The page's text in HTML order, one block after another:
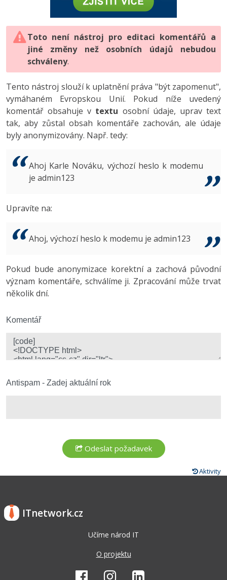
HTML5, CSS3, Bootstrap, SEO
SQL a databáze
Testování a verzování
UML a návrhové vzory
React
Spring
ASP.NET MVC
Best practices
PHP
JavaScript
Python
HTML / CSS
UML a návrhové vzory
MySQL/MariaDB
MS-SQL
Vývojář mobilních aplikací
C# Game developer
Tester
Systémový administrátor
3D grafik
Copywriter
WordPress specialista
-80%
JavaScript -80%
PHP -80%
Swift -80%
Kotlin -80%
VB.NET
Algoritmy -41%
Umělá inteligence (AI) -10%
Digitální gramotnost
Marketing
WordPress
SEO
UX
Business
Copywriting
Windows
Photoshop -80%
Adobe Illustrator -80%
Adobe Lightroom
Adobe XD
Adobe InDesign -25%
Adobe After Effects
Inkscape
Fórum
Toto není nástroj pro editaci komentářů a
jiné změny než osobních údajů nebudou
schváleny.
Tento nástroj slouží k uplatnění práva "být zapomenut",
vymáhaném Evropskou Unií. Pokud níže uvedený
komentář obsahuje v textu osobní údaje, uprav text
tak, aby zůstal obsah komentáře zachován, ale údaje
byly anonymizovány. Např. tedy:
Ahoj Karle Nováku, výchozí heslo k modemu
je admin123
Upravíte na:
Ahoj, výchozí heslo k modemu je admin123
Pokud bude anonymizace korektní a zachová původní
význam komentáře, schválíme ji. Zpracování může trvat
několik dní.
Komentář
Antispam - Zadej aktuální rok
Aktivity
ITnetwork.cz
Učíme národ IT
O projektu